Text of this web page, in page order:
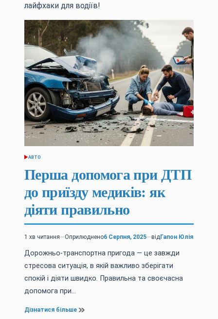
лайфхаки для водіїв!
ОПУБЛІКУВАТИ
АВТО
Перша допомога при ДТП
до приїзду медиків: як
діяти правильно
Орієнтовний
час
1 хв читання Оприлюднено6 Серпня, 2025 відГапон Юлія
Дорожньо-транспортна пригода — це завжди
стресова ситуація, в якій важливо зберігати
спокій і діяти швидко. Правильна та своєчасна
допомога при…
Дізнатися більше